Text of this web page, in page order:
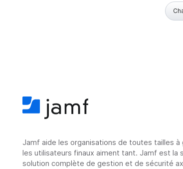
Jamf aide les organisations de toutes tailles à
les utilisateurs finaux aiment tant. Jamf est la
solution complète de gestion et de sécurité